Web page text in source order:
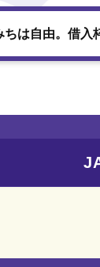
は自由。借入